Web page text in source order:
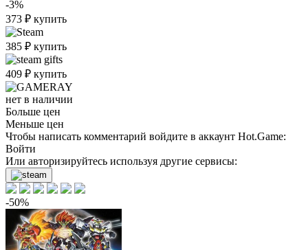
-3%
373 ₽ купить
385 ₽ купить
409 ₽ купить
нет в наличии
Больше цен
Меньше цен
Чтобы написать комментарий войдите в аккаунт Hot.Game:
Войти
Или авторизируйтесь используя другие сервисы:
-50%